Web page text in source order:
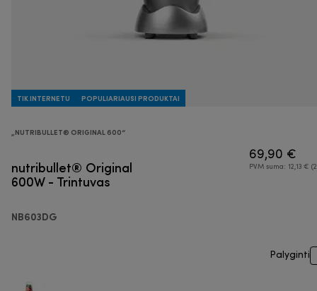
TIK INTERNETU POPULIARIAUSI PRODUKTAI
„NUTRIBULLET® ORIGINAL 600“
nutribullet® Original
600W - Trintuvas
NB603DG
69,90 €
PVM suma: 12,13 €
Palyginti